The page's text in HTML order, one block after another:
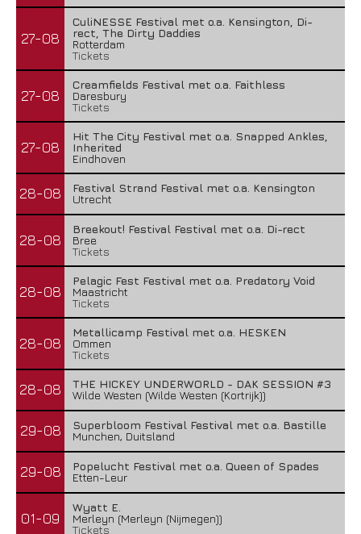
27-08
CuliNESSE Festival met o.a. Kensington, Di-
rect, The Dirty Daddies
Rotterdam
Tickets
27-08
Creamfields Festival met o.a. Faithless
Daresbury
Tickets
27-08
Hit The City Festival met o.a. Snapped Ankles,
Inherited
Eindhoven
28-08
Festival Strand Festival met o.a. Kensington
Utrecht
28-08
Breekout! Festival Festival met o.a. Di-rect
Bree
Tickets
28-08
Pelagic Fest Festival met o.a. Predatory Void
Maastricht
Tickets
28-08
Metallicamp Festival met o.a. HESKEN
Ommen
Tickets
28-08
THE HICKEY UNDERWORLD - DAK SESSION #3
Wilde Westen (Wilde Westen (Kortrijk))
29-08
Superbloom Festival Festival met o.a. Bastille
Munchen, Duitsland
29-08
Popelucht Festival met o.a. Queen of Spades
Etten-Leur
01-09
Wyatt E.
Merleyn (Merleyn (Nijmegen))
Tickets